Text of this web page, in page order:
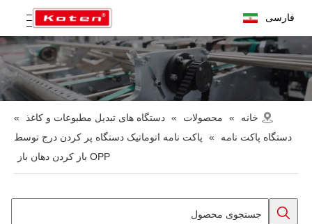
فارسی
خانه » محصولات » دستگاه های تبدیل مطبوعات و کاغذ
»
دستگاه پاکت نامه
»
پاکت نامه اتوماتیک دستگاه پر کردن درج توسط
OPP باز کردن دهان باز